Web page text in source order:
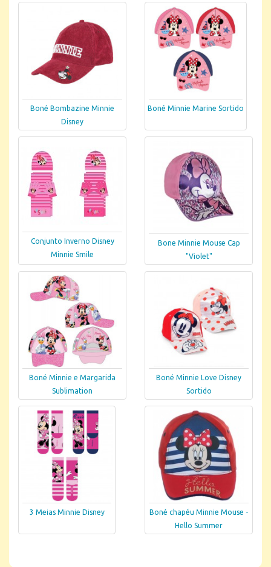
Boné Bombazine Minnie
Disney
Boné Minnie Marine Sortido
Conjunto Inverno Disney
Minnie Smile
Bone Minnie Mouse Cap
"Violet"
Boné Minnie e Margarida
Sublimation
Boné Minnie Love Disney
Sortido
3 Meias Minnie Disney
Boné chapéu Minnie Mouse -
Hello Summer